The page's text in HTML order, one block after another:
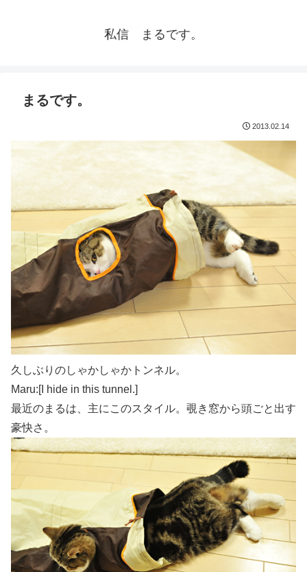
私信 まるです。
まるです。
2013.02.14
久しぶりのしゃかしゃかトンネル。
Maru:[I hide in this tunnel.]
最近のまるは、主にこのスタイル。覗き窓から頭ごと出す
豪快さ。